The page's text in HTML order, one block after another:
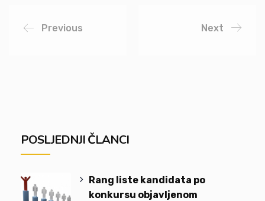
Previous Next
POSLJEDNJI ČLANCI
Rang liste kandidata po
konkursu objavljenom